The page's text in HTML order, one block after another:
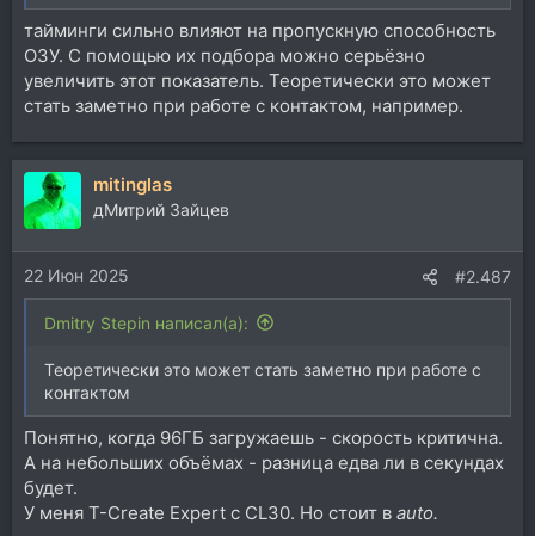
тайминги сильно влияют на пропускную способность
ОЗУ. С помощью их подбора можно серьёзно
увеличить этот показатель. Теоретически это может
стать заметно при работе с контактом, например.
mitinglas
дМитрий Зайцев
22 Июн 2025 #2.487
Dmitry Stepin написал(а):
Теоретически это может стать заметно при работе с
контактом
Понятно, когда 96ГБ загружаешь - скорость критична.
А на небольших объёмах - разница едва ли в секундах
будет.
У меня T-Create Expert с CL30. Но стоит в auto.